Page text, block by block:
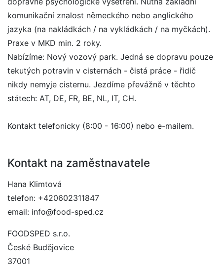
komunikační znalost německého nebo anglického
jazyka (na nakládkách / na vykládkách / na myčkách).
Praxe v MKD min. 2 roky.
Nabízíme: Nový vozový park. Jedná se dopravu pouze
tekutých potravin v cisternách - čistá práce - řidič
nikdy nemyje cisternu. Jezdíme převážně v těchto
státech: AT, DE, FR, BE, NL, IT, CH.
Kontakt telefonicky (8:00 - 16:00) nebo e-mailem.
Kontakt na zaměstnavatele
Hana Klimtová
telefon: +420602311847
email: info@food-sped.cz
FOODSPED s.r.o.
České Budějovice
37001